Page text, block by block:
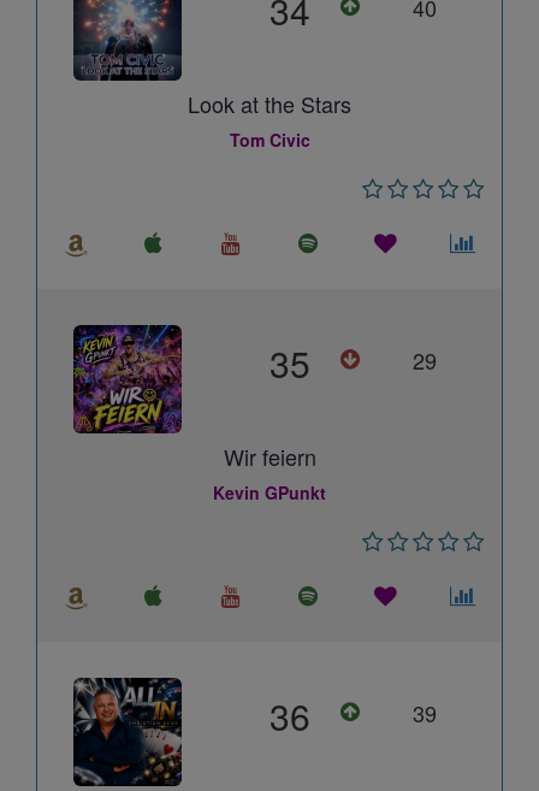
40
Look at the Stars
Tom Civic
35 29
Wir feiern
Kevin GPunkt
36 39